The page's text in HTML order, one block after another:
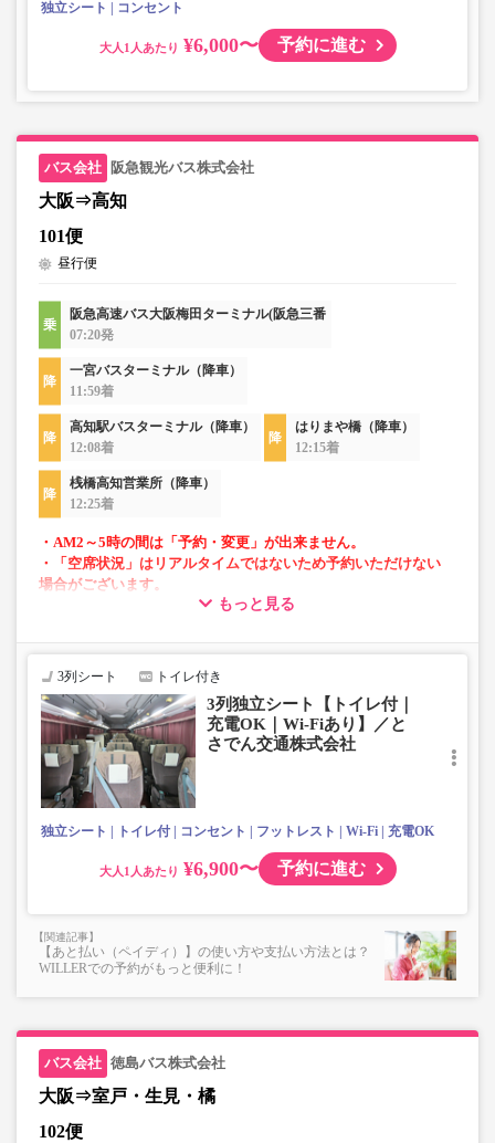
独立シート コンセント
大人 ¥6,000〜 予約に進む
阪急観光バス株式会社
大阪⇒高知
101便
昼行便
阪急高速バス大阪梅田ターミナル(阪急三番
07:20発
一宮バスターミナル（降車）
11:59着
高知駅バスターミナル（降車）
12:08着
はりまや橋（降車）
12:15着
桟橋高知営業所（降車）
12:25着
・AM2～5時の間は「予約・変更」が出来ません。
・「空席状況」はリアルタイムではないため予約いただけない
場合がございます。
いません。
もっと見る
3列シート トイレ付き
3列独立シート【トイレ付｜
充電OK｜Wi-Fiあり】／と
さでん交通株式会社
独立シート トイレ付 コンセント フットレスト Wi-Fi 充電OK
大人 ¥6,900〜 予約に進む
【あと払い（ペイディ）】の使い方や支払い方法とは？
WILLERでの予約がもっと便利に！
徳島バス株式会社
大阪⇒室戸・生見・橘
102便